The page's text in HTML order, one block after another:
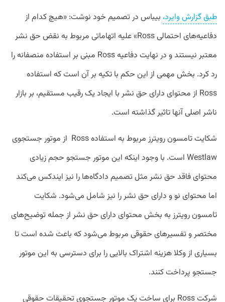
طبق گزارش وایرد، بیباس در تصمیم خود نوشت: «هیچ کدام از
دفاعیه‌های احتمالی Ross» علیه اتهاماتی مربوط به نقض حق نشر
معتبر نیستند و در نهایت دفاعیه Ross مبنی بر استفاده منصفانه را
رد کرد. بخش مهمی از این حکم با تکیه بر آن است که استفاده
Ross از محتوای دارای حق نشر با ایجاد یک رقیب مستقیم، بر بازار
ناشر اصلی آنها تاثیر گذاشته است.
شکایت تامسون رویترز مربوط به استفاده Ross از موتور جستجوی
Westlaw است. با وجود اینکه این موتور جستجو حجم زیادی
محتوای فاقد حق نشر مثل تصمیم دادگاه‌ها را نیز ایندکس می‌کند
اما محتوای نو و دارای حق نشر را نیز شامل می‌شود. شکایت
تامسون رویترز به بخش محتوای دارای حق نشر از جمله توضیح‌های
مختصر و تفسیر‌های حقوقی مربوط می‌شود که باعث شده است تا
بسیاری از وکلا هزینه اشتراک بالایی را برای دسترسی به این موتور
جستجو پرداخت کنند.
شرکت Ross برای ساخت یک موتور جستجوی تحقیقات حقوقی